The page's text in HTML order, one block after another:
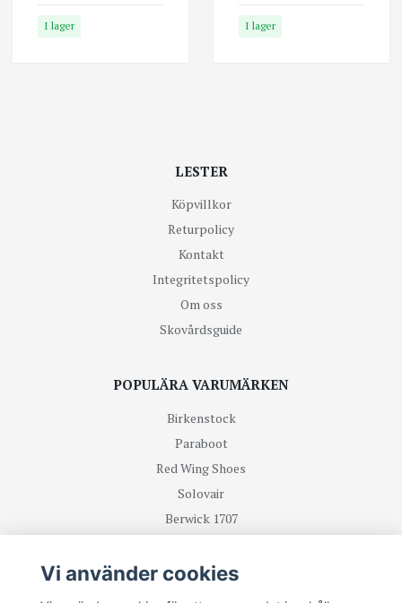
I lager I lager
LESTER
Köpvillkor
Returpolicy
Kontakt
Integritetspolicy
Om oss
Skovårdsguide
POPULÄRA VARUMÄRKEN
Birkenstock
Paraboot
Red Wing Shoes
Solovair
Berwick 1707
TA DEL UTAV NYHETER OCH ERBJUDANDEN FÖRST
Vi använder cookies